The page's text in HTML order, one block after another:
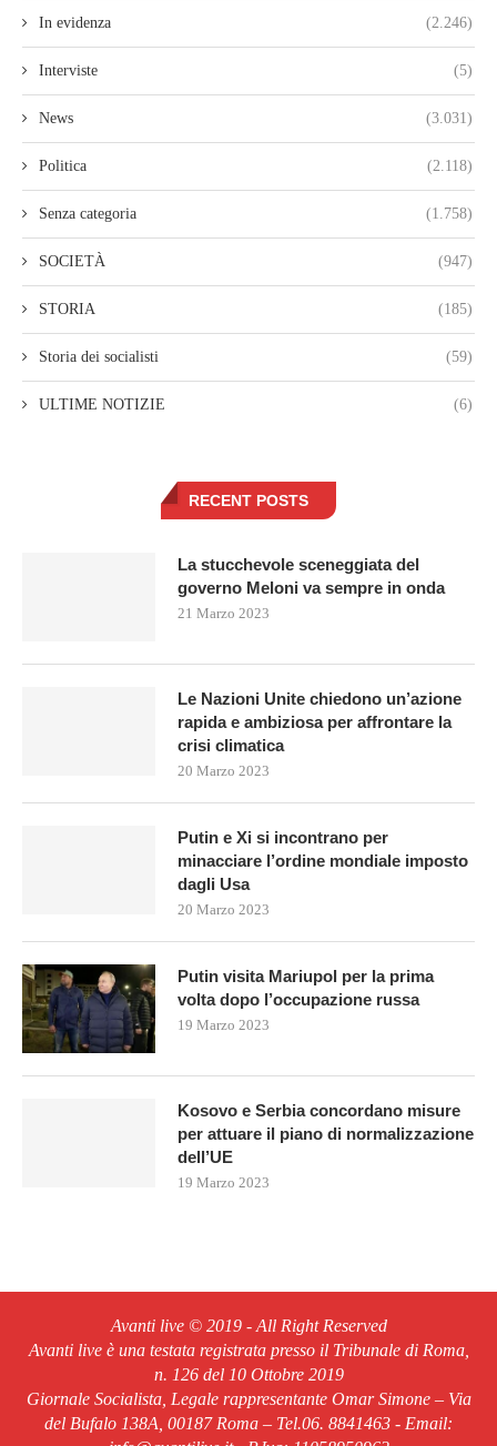
In evidenza (2.246)
Interviste (5)
News (3.031)
Politica (2.118)
Senza categoria (1.758)
SOCIETÀ (947)
STORIA (185)
Storia dei socialisti (59)
ULTIME NOTIZIE (6)
RECENT POSTS
La stucchevole sceneggiata del
governo Meloni va sempre in onda
21 Marzo 2023
Le Nazioni Unite chiedono un’azione
rapida e ambiziosa per affrontare la
crisi climatica
20 Marzo 2023
Putin e Xi si incontrano per
minacciare l’ordine mondiale imposto
dagli Usa
20 Marzo 2023
Putin visita Mariupol per la prima
volta dopo l’occupazione russa
19 Marzo 2023
Kosovo e Serbia concordano misure
per attuare il piano di normalizzazione
dell’UE
19 Marzo 2023
Avanti live © 2019 - All Right Reserved
Avanti live è una testata registrata presso il Tribunale di Roma,
n. 126 del 10 Ottobre 2019
Giornale Socialista, Legale rappresentante Omar Simone – Via
del Bufalo 138A, 00187 Roma – Tel.06. 8841463 - Email: